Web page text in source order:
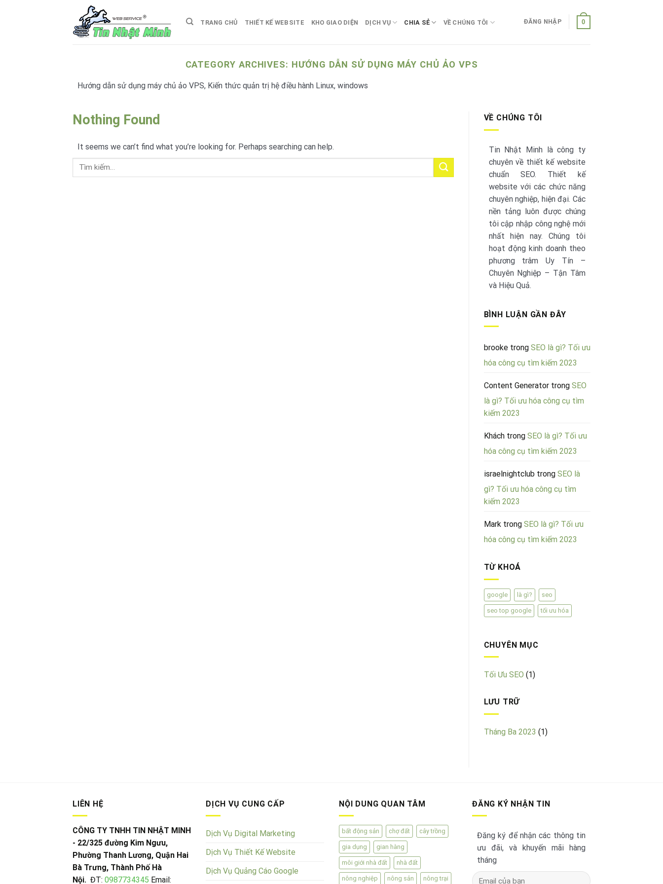
TRANG CHỦ THIẾT KẾ WEBSITE KHO GIAO DIỆN DỊCH VỤ CHIA SẺ VỀ CHÚNG TÔI ĐĂNG NHẬP 0
CATEGORY ARCHIVES: HƯỚNG DẪN SỬ DỤNG MÁY CHỦ ẢO VPS
Hướng dẫn sử dụng máy chủ ảo VPS, Kiến thức quản trị hệ điều hành Linux, windows
Nothing Found
It seems we can’t find what you’re looking for. Perhaps searching can help.
VỀ CHÚNG TÔI
Tin Nhật Minh là công ty
chuyên về thiết kế website
chuẩn SEO. Thiết kế
website với các chức năng
chuyên nghiệp, hiện đại. Các
nền tảng luôn được chúng
tôi cập nhập công nghệ mới
nhất hiện nay. Chúng tôi
hoạt động kinh doanh theo
phương trâm Uy Tín –
Chuyên Nghiệp – Tận Tâm
và Hiệu Quả.
BÌNH LUẬN GẦN ĐÂY
brooketrong SEO là gì? Tối ưu
hóa công cụ tìm kiếm 2023
Content Generatortrong SEO
là gì? Tối ưu hóa công cụ tìm
kiếm 2023
Kháchtrong SEO là gì? Tối ưu
hóa công cụ tìm kiếm 2023
israelnightclubtrong SEO là
gì? Tối ưu hóa công cụ tìm
kiếm 2023
Marktrong SEO là gì? Tối ưu
hóa công cụ tìm kiếm 2023
TỪ KHOÁ
google là gì? seo
seo top google tối ưu hóa
CHUYÊN MỤC
Tối Ưu SEO (1)
LƯU TRỮ
Tháng Ba 2023 (1)
LIÊN HỆ
CÔNG TY TNHH TIN NHẬT MINH
- 22/325 đường Kim Ngưu,
Phường Thanh Lương, Quận Hai
Bà Trưng, Thành Phố Hà
Nội. ĐT: 0987734345 Email:
DỊCH VỤ CUNG CẤP
Dịch Vụ Digital Marketing
Dịch Vụ Thiết Kế Website
Dịch Vụ Quảng Cáo Google
NỘI DUNG QUAN TÂM
bất động sản chợ đất cây trồng
gia dụng gian hàng
môi giới nhà đất nhà đất
nông nghiệp nông sản nông trại
ĐĂNG KÝ NHẬN TIN
Đăng ký để nhận các thông tin
ưu đãi, và khuyến mãi hàng
tháng